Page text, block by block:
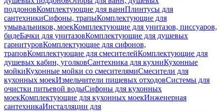
поддоновКомплектующие для ваннПлинтусы для
сантехникиСифоны, трапыКомплектующие для
умывальников, моекКомплектующие для унитазов, писсуаров,
бидеБачки для унитазовКомплектующие для душевых
гарнитуровКомплектующие для сифонов,
траповКомплектующие для смесителейКомплектующие для
душевых кабин, уголковСантехника для кухниКухонные
мойкиКухонные мойки со смесителямиСмесители для
кухонных моекИзмельчители пищевых отходовСистемы для
очистки питьевой водыСифоны для кухонных
моекКомплектующие для кухонных моекИнженерная
сантехникаИнсталляции для